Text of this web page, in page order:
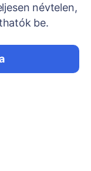
névtelen,
be.